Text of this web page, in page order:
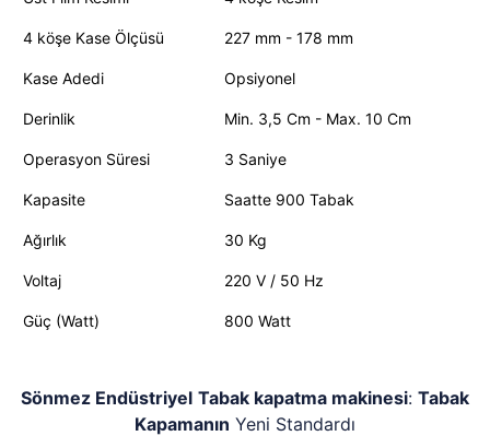
4 köşe Kase Ölçüsü 227 mm - 178 mm
Kase Adedi Opsiyonel
Derinlik Min. 3,5 Cm - Max. 10 Cm
Operasyon Süresi 3 Saniye
Kapasite Saatte 900 Tabak
Ağırlık 30 Kg
Voltaj 220 V / 50 Hz
Güç (Watt) 800 Watt
Sönmez Endüstriyel Tabak kapatma makinesi: Tabak
Kapamanın Yeni Standardı